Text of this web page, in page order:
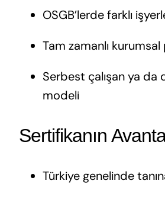
OSGB’lerde farklı
Tam zamanlı
Serbest çalışan ya da
modeli
Sertifikanın
Türkiye genelinde